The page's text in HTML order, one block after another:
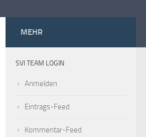
MEHR
SVI TEAM LOGIN
Anmelden
Eintrags-Feed
Kommentar-Feed